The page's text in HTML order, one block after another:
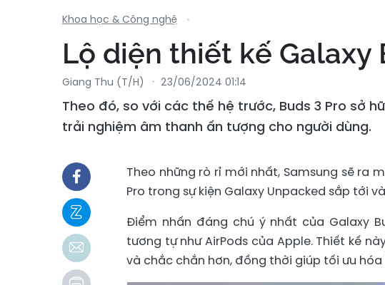
Khoa học & Công nghệ
Lộ diện thiết kế Galaxy
Giang Thu (T/H) 23/06/2024 01:14
Theo đó, so với các thế hệ trước, Buds 3 Pro sở
trải nghiệm âm thanh ấn tượng cho người dùng.
Theo những rò rỉ mới nhất, Samsung sẽ ra
Pro trong sự kiện Galaxy Unpacked sắp tới
Điểm nhấn đáng chú ý nhất của Galaxy
tương tự như AirPods của Apple. Thiết kế
và chắc chắn hơn, đồng thời giúp tối ưu